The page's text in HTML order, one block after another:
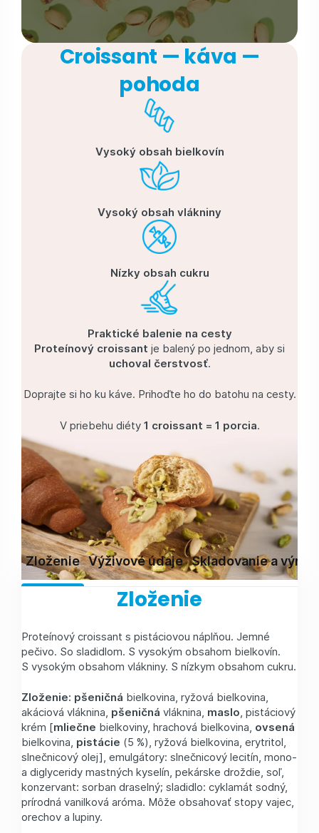
Croissant — káva —
pohoda
Vysoký obsah bielkovín
Vysoký obsah vlákniny
Nízky obsah cukru
Praktické balenie na cesty
Proteínový croissant je balený po jednom, aby si
uchoval čerstvosť.
Doprajte si ho ku káve. Prihoďte ho do batohu na cesty.
V priebehu diéty 1 croissant = 1 porcia.
Zloženie Výživové údaje Skladovanie a
Zloženie
Proteínový croissant s pistáciovou náplňou. Jemné
pečivo. So sladidlom. S vysokým obsahom bielkovín.
S vysokým obsahom vlákniny. S nízkym obsahom cukru.
Zloženie: pšeničná bielkovina, ryžová bielkovina,
akáciová vláknina, pšeničná vláknina, maslo, pistáciový
krém [mliečne bielkoviny, hrachová bielkovina, ovsená
bielkovina, pistácie (5 %), ryžová bielkovina, erytritol,
slnečnicový olej], emulgátory: slnečnicový lecitín, mono-
a diglyceridy mastných kyselín, pekárske droždie, soľ,
konzervant: sorban draselný; sladidlo: cyklamát sodný,
prírodná vanilková aróma. Môže obsahovať stopy vajec,
orechov a lupiny.